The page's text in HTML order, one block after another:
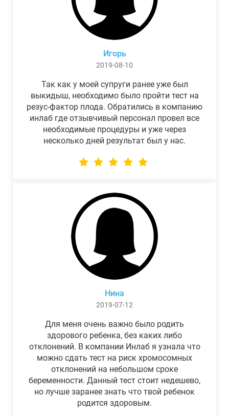
Игорь
2019-08-10
Так как у моей супруги ранее уже был
выкидыш, необходимо было пройти тест на
резус-фактор плода. Обратились в компанию
инлаб где отзывчивый персонал провел все
необходимые процедуры и уже через
несколько дней результат был у нас.
Нина
2019-07-12
Для меня очень важно было родить
здорового ребенка, без каких либо
отклонений. В компании Инлаб я узнала что
можно сдать тест на риск хромосомных
отклонений на небольшом сроке
беременности. Данный тест стоит недешево,
но лучше заранее знать что твой ребенок
родится здоровым.